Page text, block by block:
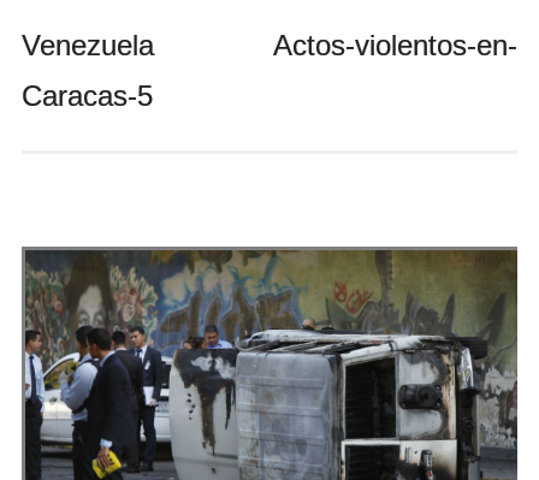
Venezuela Actos-violentos-en-
Caracas-5